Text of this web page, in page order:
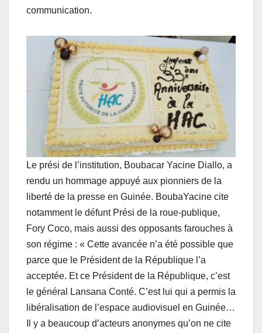
communication.
Le prési de l’institution, Boubacar Yacine Diallo, a
rendu un hommage appuyé aux pionniers de la
liberté de la presse en Guinée. BoubaYacine cite
notamment le défunt Prési de la roue-publique,
Fory Coco, mais aussi des opposants farouches à
son régime : « Cette avancée n’a été possible que
parce que le Président de la République l’a
acceptée. Et ce Président de la République, c’est
le général Lansana Conté. C’est lui qui a permis la
libéralisation de l’espace audiovisuel en Guinée…
Il y a beaucoup d’acteurs anonymes qu’on ne cite